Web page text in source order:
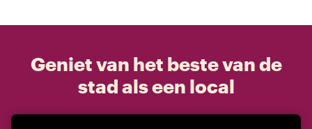
Geniet van het beste van de
stad als een local